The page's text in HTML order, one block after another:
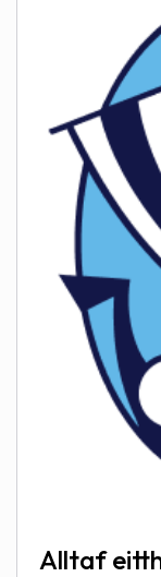
gengið inn
Alltaf